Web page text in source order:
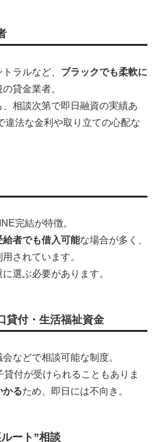
ラルなど、 ブラックでも柔軟に
貸金業者。
相談次第で即日融資の実績あ
違法な金利や取り立ての心配な
完結が特徴。
者でも借入可能な場合が多く、
されています。
に選ぶ必要があります。
付・生活福祉資金
などで相談可能な制度。
付が受けられることもありま
かるため、即日には不向き。
ート”相談